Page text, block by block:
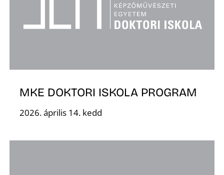
MKE DOKTORI ISKOLA PROGRAM
2026. április 14. kedd